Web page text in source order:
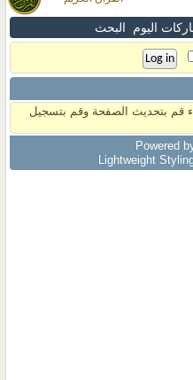
اليوم البحث
قم بتحديث الصفحة وقم بتسجيل
Powered
Lightweight